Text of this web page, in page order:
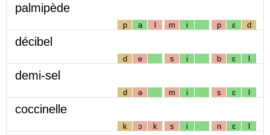
palmipède
p a l m i p ɛ d
décibel
d e s i b ɛ l
demi-sel
d ə m i s ɛ l
coccinelle
k ɔ k s i n ɛ l